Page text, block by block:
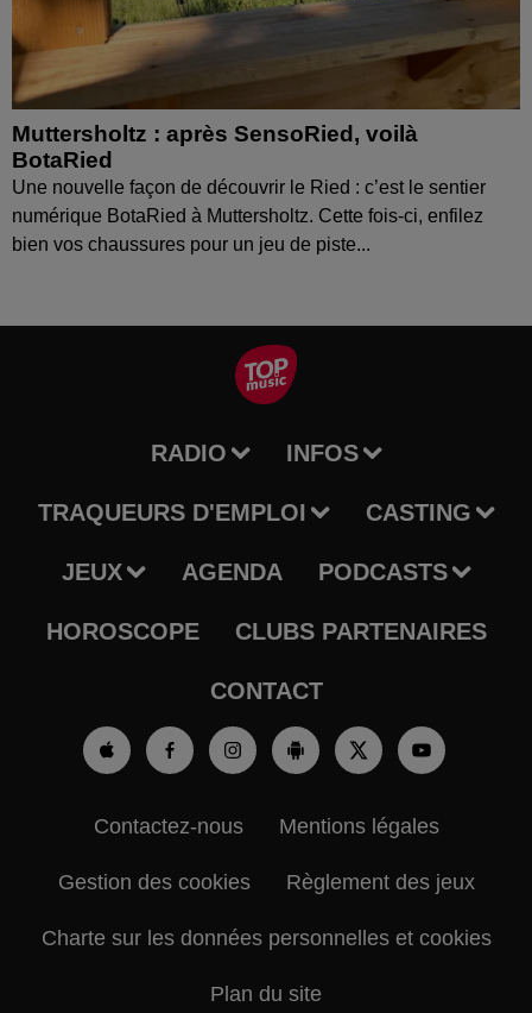
Muttersholtz : après SensoRied, voilà
BotaRied
Une nouvelle façon de découvrir le Ried : c’est le sentier
numérique BotaRied à Muttersholtz. Cette fois-ci, enfilez
bien vos chaussures pour un jeu de piste...
RADIO INFOS
TRAQUEURS D'EMPLOI CASTING
JEUX AGENDA PODCASTS
HOROSCOPE CLUBS PARTENAIRES
CONTACT
Contactez-nous Mentions légales
Gestion des cookies Règlement des jeux
Charte sur les données personnelles et cookies
Plan du site